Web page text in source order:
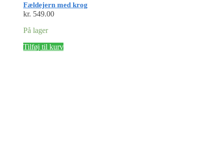
Fældejern med krog
kr. 549.00
På lager
Tilføj til kurv